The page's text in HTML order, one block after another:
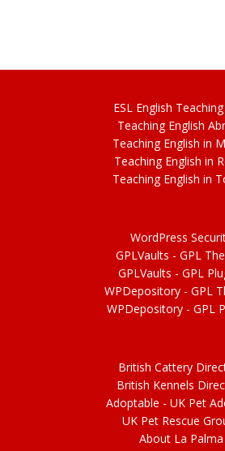
ESL English Teaching
TeachingEnglish
TeachingEnglish in
Teaching English in
Teaching English in
WordPress
GPLVaults - GPL
GPLVaults - GPL
WPDepository - GPL
WPDepository - GPL
British Cattery
British Kennels
Adoptable - UK Pet
UK Pet Rescue
About La Palma